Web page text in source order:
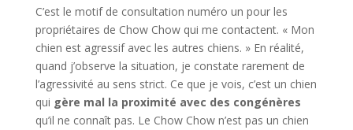
C’est le motif de consultation numéro un pour les
propriétaires de Chow Chow qui me contactent. « Mon
chien est agressif avec les autres chiens. » En réalité,
quand j’observe la situation, je constate rarement de
l’agressivité au sens strict. Ce que je vois, c’est un chien
qui gère mal la proximité avec des congénères
qu’il ne connaît pas. Le Chow Chow n’est pas un chien